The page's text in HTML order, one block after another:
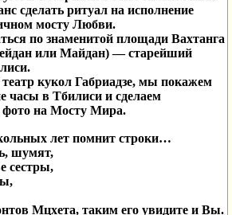
сделать ритуал на исполнение
мосту Любви.
по знаменитой площади Вахтанга
или Майдан) — старейший
кукол Габриадзе, мы покажем
часы в Тбилиси и сделаем
на Мосту Мира.
лет помнит строки…
шумят,
сестры,
Мцхета, таким его увидите и Вы.